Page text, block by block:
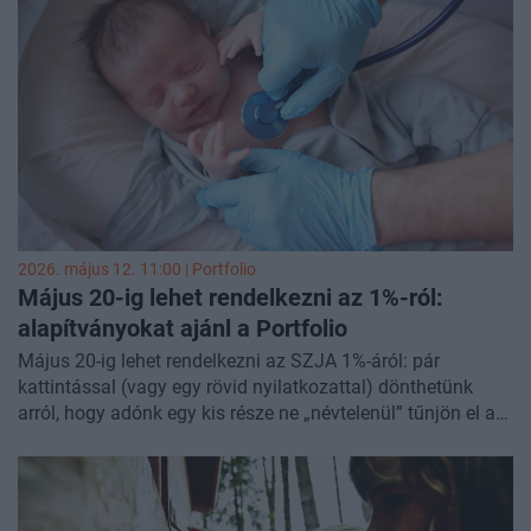
2026. május 12. 11:00 | Portfolio
Május 20-ig lehet rendelkezni az 1%-ról:
alapítványokat ajánl a Portfolio
Május 20-ig lehet rendelkezni az SZJA 1%-áról: pár
kattintással (vagy egy rövid nyilatkozattal) dönthetünk
arról, hogy adónk egy kis része ne „névtelenül” tűnjön el a
– a korábbi évekhez hasonlóan – a tartalomgyártóknál és
a hírportálokon is megszaporodnak a felhívások, hiszen
sokuknak ez az egyik legkiszámíthatóbb, legfontosabb